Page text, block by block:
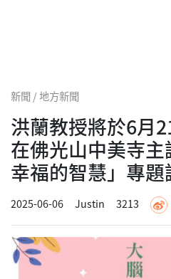
新聞 / 地方新聞
洪蘭教授將於6月
在佛光山中美寺
幸福的智慧」專題
2025-06-06 Justin 3213